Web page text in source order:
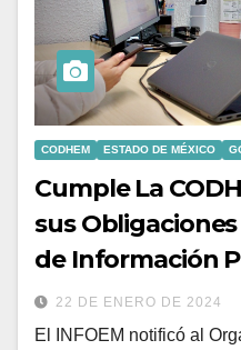
CODHEM ESTADO DE MÉXICO
Cumple La
sus
de Información
22 DE ENERO DE 2024
El INFOEM notificó al